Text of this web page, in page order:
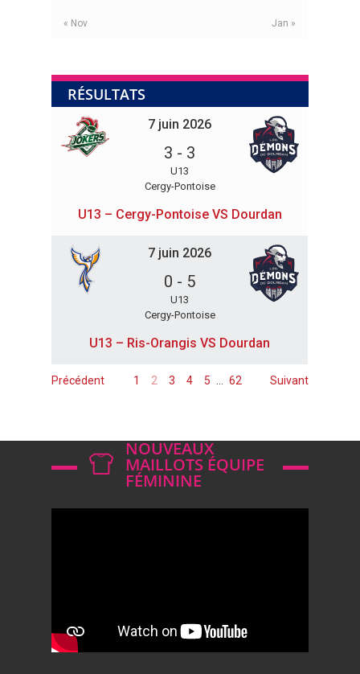
« Nov Jan »
RÉSULTATS
7 juin 2026
3 - 3
U13
Cergy-Pontoise
U13 – Cergy-Pontoise VS Dourdan
7 juin 2026
0 - 5
U13
Cergy-Pontoise
U13 – Ris-Orangis VS Dourdan
Précédent 1 2 3 4 5 62 Suivant
NOUVEAUX
MAILLOTS ÉQUIPE
FÉMININE